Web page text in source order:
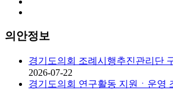
의안정보
경기도의회 조례시행추진관리단
2026-07-22
경기도의회 연구활동 지원ㆍ운영